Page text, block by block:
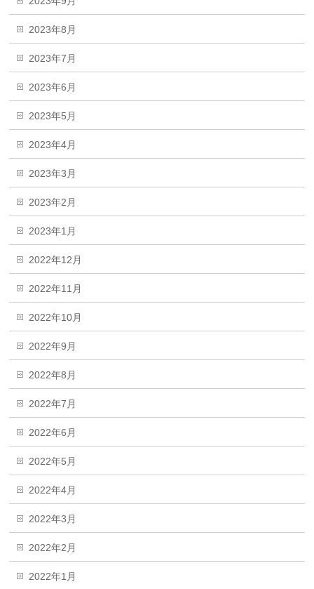
2023年8月
2023年7月
2023年6月
2023年5月
2023年4月
2023年3月
2023年2月
2023年1月
2022年12月
2022年11月
2022年10月
2022年9月
2022年8月
2022年7月
2022年6月
2022年5月
2022年4月
2022年3月
2022年2月
2022年1月